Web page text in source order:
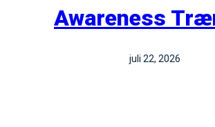
Awareness
juli 22, 2026